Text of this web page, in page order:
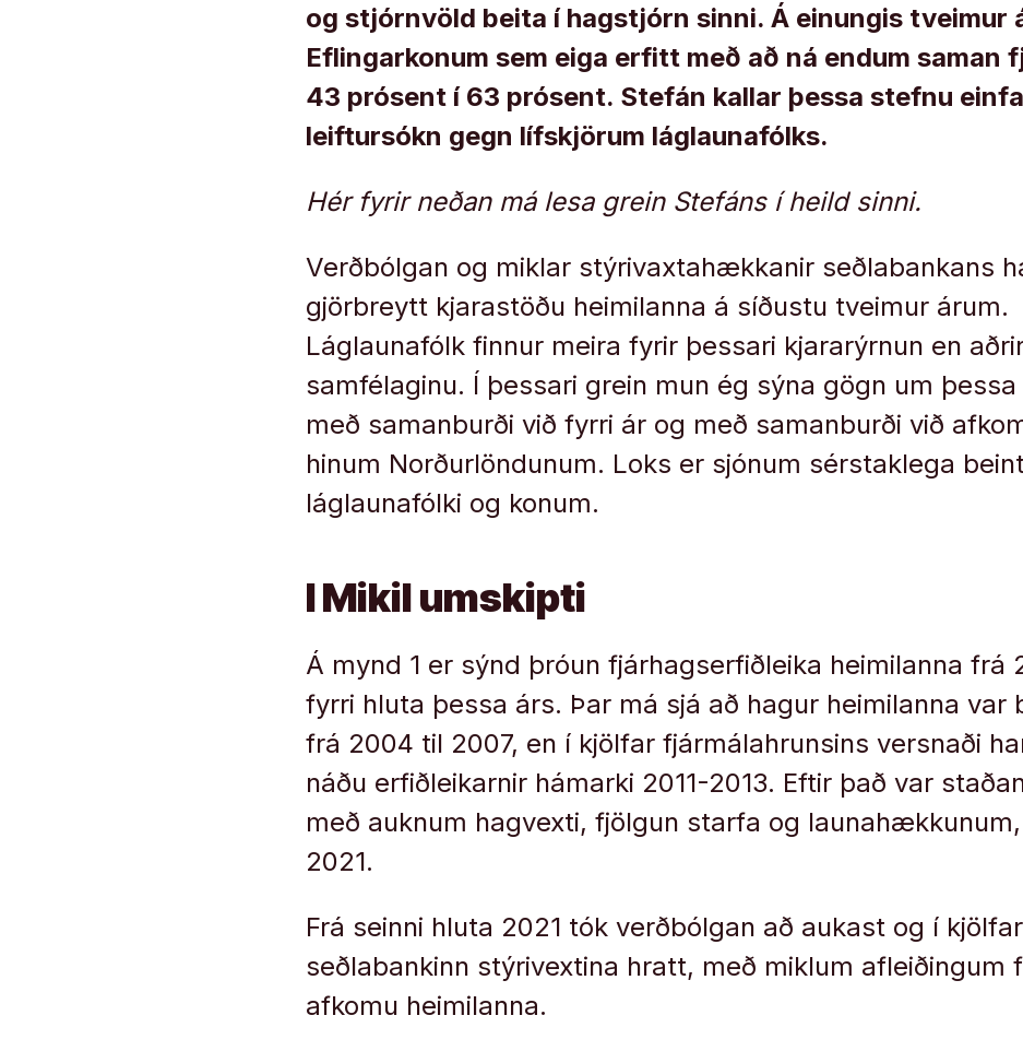
og stjórnvöld beita í hagstjórn sinni. Á einungis tveimur
Eflingarkonum sem eiga erfitt með að ná endum saman
43 prósent í 63 prósent. Stefán kallar þessa stefnu
leiftursókn gegn lífskjörum láglaunafólks.
Hér fyrir neðan má lesa grein Stefáns í heild sinni.
Verðbólgan og miklar stýrivaxtahækkanir seðlabankans
gjörbreytt kjarastöðu heimilanna á síðustu tveimur árum.
Láglaunafólk finnur meira fyrir þessari kjararýrnun en
samfélaginu. Í þessari grein mun ég sýna gögn um þessa
með samanburði við fyrri ár og með samanburði við
hinum Norðurlöndunum. Loks er sjónum sérstaklega
láglaunafólki og konum.
I Mikil umskipti
Á mynd 1 er sýnd þróun fjárhagserfiðleika heimilanna frá
fyrri hluta þessa árs. Þar má sjá að hagur heimilanna var
frá 2004 til 2007, en í kjölfar fjármálahrunsins versnaði
náðu erfiðleikarnir hámarki 2011-2013. Eftir það var
með auknum hagvexti, fjölgun starfa og
2021.
Frá seinni hluta 2021 tók verðbólgan að aukast og í
seðlabankinn stýrivextina hratt, með miklum afleiðingum
afkomu heimilanna.